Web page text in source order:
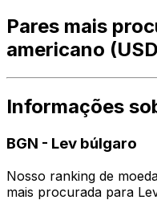
Pares mais
americano
Informações
BGN - Lev búlgaro
Nosso ranking de
mais procurada para